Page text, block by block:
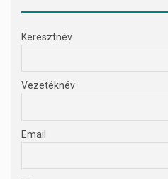
Keresztnév
Vezetéknév
Email